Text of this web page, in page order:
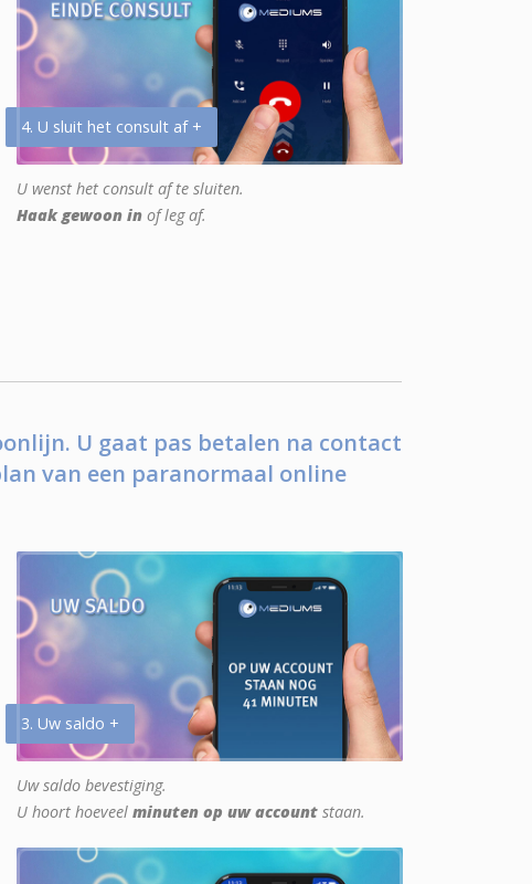
4. U sluit het consult af +
U wenst het consult af te sluiten.
Haak gewoon in of leg af.
U gaat pas betalen na contact
van een paranormaal online
3. Uw saldo +
Uw saldo bevestiging.
U hoort hoeveel minuten op uw account staan.